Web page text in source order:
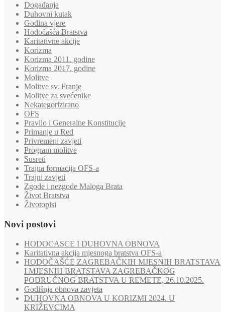
Događanja
Duhovni kutak
Godina vjere
Hodočašća Bratstva
Karitativne akcije
Korizma
Korizma 2011. godine
Korizma 2017. godine
Molitve
Molitve sv. Franje
Molitve za svećenike
Nekategorizirano
OFS
Pravilo i Generalne Konstitucije
Primanje u Red
Privremeni zavjeti
Program molitve
Susreti
Trajna formacija OFS-a
Trajni zavjeti
Zgode i nezgode Maloga Brata
Život Bratstva
Životopisi
Novi postovi
HODOCASCE I DUHOVNA OBNOVA
Karitativna akcija mjesnoga bratstva OFS-a
HODOČAŠĆE ZAGREBAČKIH MJESNIH BRATSTAVA
I MJESNIH BRATSTAVA ZAGREBAČKOG
PODRUČNOG BRATSTVA U REMETE, 26.10.2025.
Godišnja obnova zavjeta
DUHOVNA OBNOVA U KORIZMI 2024. U
KRIŽEVCIMA